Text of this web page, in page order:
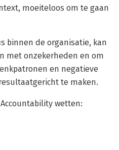
moeiteloos om te gaan
binnen de organisatie, kan
met onzekerheden en om
en negatieve
te maken.
wetten: